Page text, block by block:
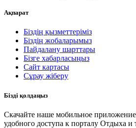
Ақпарат
Біздің қызметтеріміз
Біздің жобаларымыз
Пайдалану шарттары
Бізге хабарласыңыз
Сайт картасы
Сұрау жіберу
Бізді қолдаңыз
Скачайте наше мобильное
удобного доступа к порталу Отдыха и